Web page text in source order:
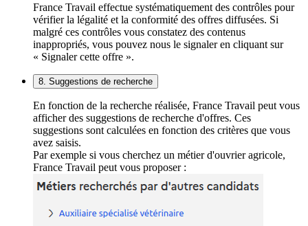
France Travail effectue systématiquement des contrôles pour
vérifier la légalité et la conformité des offres diffusées. Si
malgré ces contrôles vous constatez des contenus
inappropriés, vous pouvez nous le signaler en cliquant sur
« Signaler cette offre ».
8. Suggestions de recherche
En fonction de la recherche réalisée, France Travail peut vous
afficher des suggestions de recherche d'offres. Ces
suggestions sont calculées en fonction des critères que vous
avez saisis.
Par exemple si vous cherchez un métier d'ouvrier agricole,
France Travail peut vous proposer :